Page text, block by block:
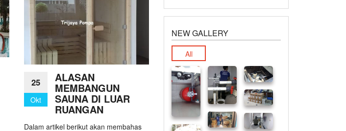
25
Okt
ALASAN
MEMBANGUN
SAUNA DI LUAR
RUANGAN
Dalam artikel berikut akan membahas
NEW GALLERY
All